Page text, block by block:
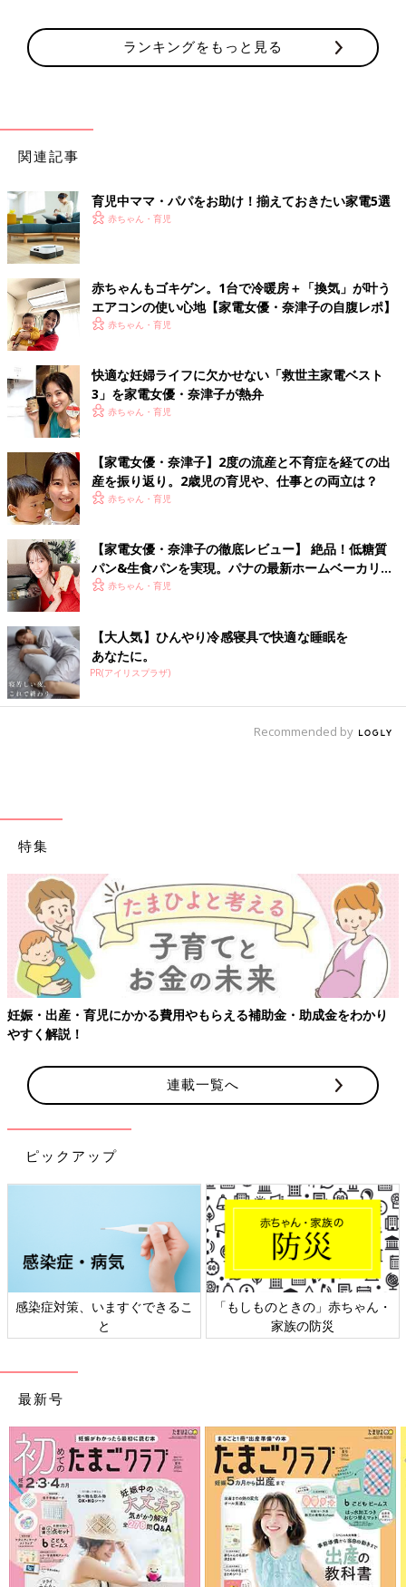
ランキングをもっと見る
関連記事
育児中ママ・パパをお助け！揃えておきたい家電5選
赤ちゃん・育児
赤ちゃんもゴキゲン。1台で冷暖房＋「換気」が叶う
エアコンの使い心地【家電女優・奈津子の自腹レポ】
赤ちゃん・育児
快適な妊婦ライフに欠かせない「救世主家電ベスト
3」を家電女優・奈津子が熱弁
赤ちゃん・育児
【家電女優・奈津子】2度の流産と不育症を経ての出
産を振り返り。2歳児の育児や、仕事との両立は？
赤ちゃん・育児
【家電女優・奈津子の徹底レビュー】 絶品！低糖質
パン&生食パンを実現。パナの最新ホームベーカリー
は食卓の救世主だった
赤ちゃん・育児
【大人気】ひんやり冷感寝具で快適な睡眠を
あなたに。
PR(アイリスプラザ)
Recommended by
特集
【ワクチン接種できるものも】妊婦の感染症対策、知っておいて！
連載一覧へ
ピックアップ
日本外来小児科学会リーフレッ
ト検討会
六星占術 細木かおりさんの人生
相談
最新号